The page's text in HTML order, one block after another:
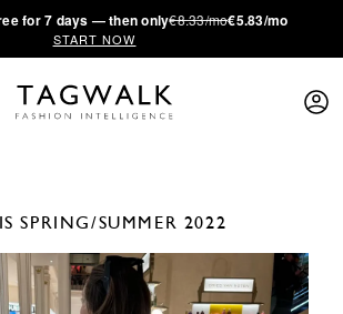
for 7 days — then only€8.33/mo€5.83/mo
START NOW
SPRING/SUMMER 2022